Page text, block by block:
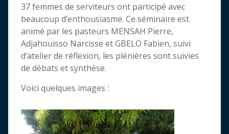
37 femmes de serviteurs ont participé avec
beaucoup d’enthousiasme. Ce séminaire est
animé par les pasteurs MENSAH Pierre,
Adjahouisso Narcisse et GBELO Fabien, suivi
d’atelier de réflexion, les plénières sont suivies
de débats et synthèse.
Voici quelques images :